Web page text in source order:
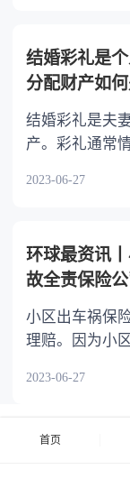
结婚彩礼是
分配财产如
结婚彩礼是夫
产。彩礼通常
2023-06-27
环球最资讯
故全责保险公
小区出车祸保
理赔。因为小
2023-06-27
首页